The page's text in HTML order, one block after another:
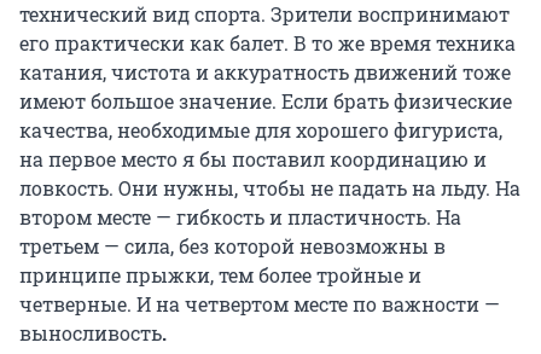
технический вид спорта. Зрители воспринимают
его практически как балет. В то же время техника
катания, чистота и аккуратность движений тоже
имеют большое значение. Если брать физические
качества, необходимые для хорошего фигуриста,
на первое место я бы поставил координацию и
ловкость. Они нужны, чтобы не падать на льду. На
втором месте — гибкость и пластичность. На
третьем — сила, без которой невозможны в
принципе прыжки, тем более тройные и
четверные. И на четвертом месте по важности —
выносливость.